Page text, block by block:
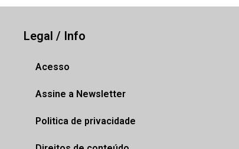
Legal / Info
Acesso
Assine a Newsletter
Politica de privacidade